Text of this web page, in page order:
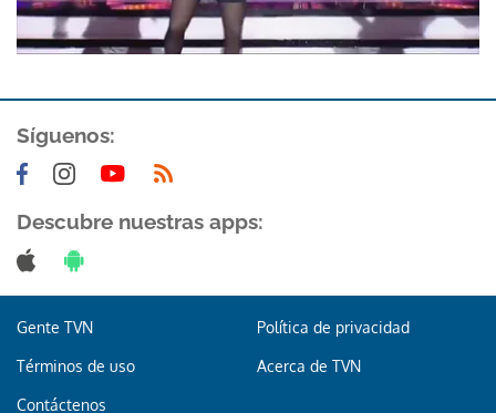
Síguenos:
Descubre nuestras apps:
Gente TVN Política de privacidad
Términos de uso Acerca de TVN
Contáctenos